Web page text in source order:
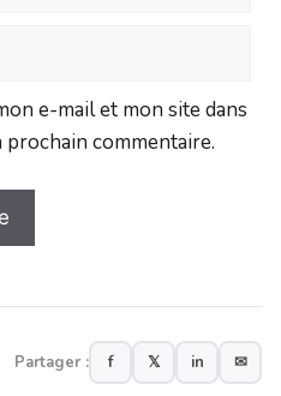
e-mail et mon site dans
commentaire.
Partager : f 𝕏 in ✉